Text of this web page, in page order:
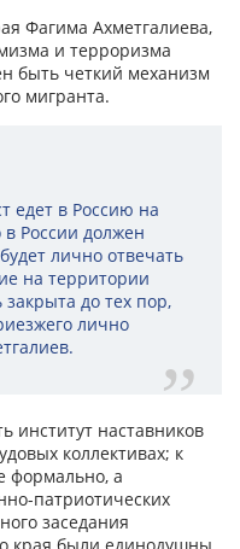
Фагима Ахметгалиева,
и терроризма
быть четкий механизм
мигранта.
едет в Россию на
в России должен
лично отвечать
на территории
до тех пор,
лично
институт наставников
коллективах; к
формально, а
патриотических
заседания